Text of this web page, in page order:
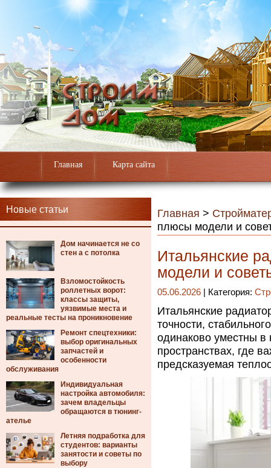
Главная Карта сайта
Новые статьи
Дом начинается не со
стен а с потолка
Взломостойкость
роллетных ворот:
классы защиты,
уязвимые места и
реальные тесты на проникновение
Ремонт спецтехники:
выбор оригинальных
запчастей и
особенности
обслуживания
Индивидуальная
настройка автомобиля:
зачем владельцы
обращаются в тюнинг-
ателье
Летняя подработка для
студентов: варианты
занятости и советы по
выбору
Главная >
плюсы модели и
Итальянские
модели и
05.06.2026 | Категория:
Итальянские
точности,
одинаково уместны в
пространствах, где
предсказуемая